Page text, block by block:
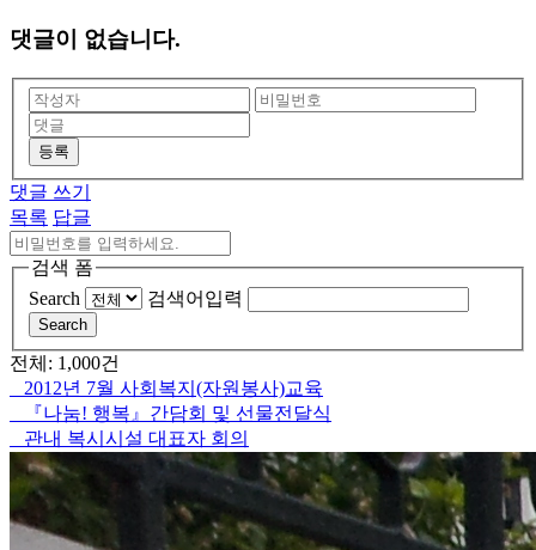
댓글이 없습니다.
등록
댓글 쓰기
목록 답글
검색 폼
Search
검색어입력
Search
전체: 1,000건
2012년 7월 사회복지(자원봉사)교육
『나눔! 행복』간담회 및 선물전달식
관내 복시시설 대표자 회의